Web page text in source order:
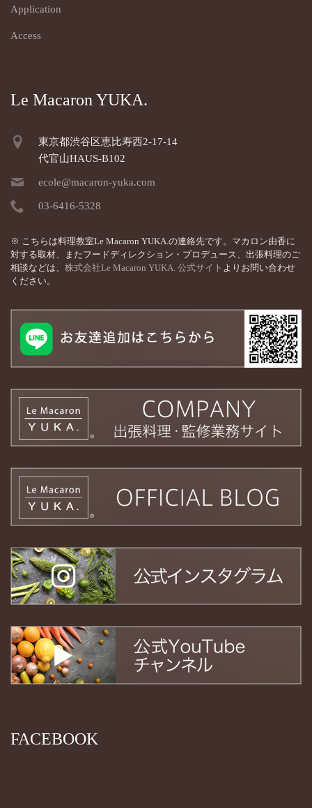
Application
Access
Le Macaron YUKA.
東京都渋谷区恵比寿西2-17-14
代官山HAUS-B102
ecole@macaron-yuka.com
03-6416-5328
※ こちらは料理教室Le Macaron YUKA.の連絡先です。マカロン由香に
対する取材、またフードディレクション・プロデュース、出張料理のご
相談などは、 株式会社Le Macaron YUKA. 公式サイト よりお問い合わせ
ください。
FACEBOOK